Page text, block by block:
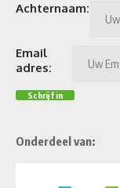
Achternaam:
Email
adres:
Onderdeel van: